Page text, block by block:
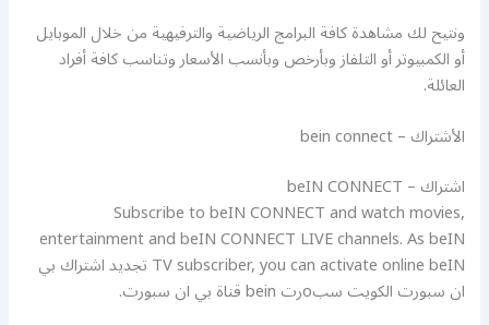
ونتيح لك مشاهدة كافة البرامج الرياضية والترفيهية من خلال الموبايل
أو الكمبيوتر أو التلفاز وبأرخص وبأنسب الأسعار وتناسب كافة أفراد
العائلة.
الأشتراك – bein connect
اشتراك – beIN CONNECT
Subscribe to beIN CONNECT and watch movies,
entertainment and beIN CONNECT LIVE channels. As beIN
TV subscriber, you can activate online beIN تجديد اشتراك بي
ان سبورت الكويت سبoرت bein قناة بي ان سبورت.